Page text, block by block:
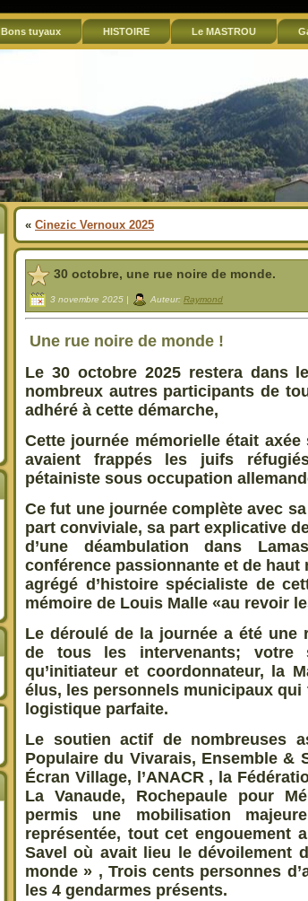
Bons tuyaux HISTOIRE Le MASTROU
« Cinezic Vernoux 2025
30 octobre, une rue noire de monde.
3 novembre 2025 | Auteur: Raymond
Une rue noire de monde !
Le 30 octobre 2025 restera dans
nombreux autres participants de
adhéré à cette démarche,
Cette journée mémorielle était
avaient frappés les juifs
pétainiste sous occupation
Ce fut une journée complète avec
part conviviale, sa part explicative
d’une déambulation dans
conférence passionnante et de
agrégé d’histoire spécialiste de
mémoire de Louis Malle «au revoir
Le déroulé de la journée a été
de tous les intervenants; votre
qu’initiateur et coordonnateur, la
élus, les personnels municipaux
logistique parfaite.
Le soutien actif de nombreuses
Populaire du Vivarais, Ensemble &
Écran Village, l’ANACR , la
La Vanaude, Rochepaule pour
permis une mobilisation
représentée, tout cet engouement
Savel où avait lieu le dévoilement
monde » , Trois cents personnes
les 4 gendarmes présents.